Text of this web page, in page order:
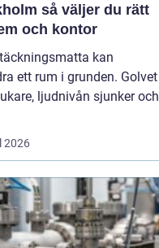
du rätt
och kontor
kan
ett rum i grunden. Golvet
ljudnivån sjunker och
2026